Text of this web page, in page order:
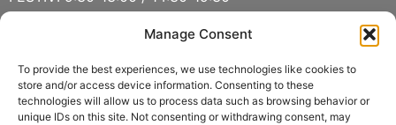
Manage Consent
To provide the best experiences, we use technologies like cookies to
store and/or access device information. Consenting to these
technologies will allow us to process data such as browsing behavior or
unique IDs on this site. Not consenting or withdrawing consent, may
SABATO 15 AGOSTO E DOMENICA 16 AGOSTO: CHIUSO
ORARIO ESTIVO LUGLIO E AGOSTO